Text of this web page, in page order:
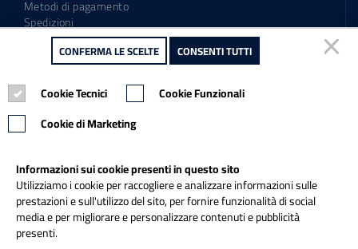
Metodi di pagamento
Spedizioni
Regolamento garanzia
Diritto di recesso
Tel.: 0865.904373
Email:info@italiapulitasrl.it
CONFERMA LE SCELTE CONSENTI TUTTI
Cookie Tecnici
Cookie Funzionali
Cookie di Marketing
Informazioni sui cookie presenti in questo sito
Utilizziamo i cookie per raccogliere e analizzare informazioni sulle
prestazioni e sull'utilizzo del sito, per fornire funzionalità di social
media e per migliorare e personalizzare contenuti e pubblicità
presenti.
CONFERMA LE SCELTE CONSENTI TUTTI
Cookie Tecnici
Cookie Funzionali
Cookie di Marketing
Informazioni sui cookie presenti in questo sito
Utilizziamo i cookie per raccogliere e analizzare informazioni sulle
prestazioni e sull'utilizzo del sito, per fornire funzionalità di social
media e per migliorare e personalizzare contenuti e pubblicità
presenti.